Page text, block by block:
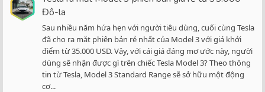
Đô-la
Sau nhiều năm hứa hẹn với người tiêu dùng, cuối cùng Tesla
đã cho ra mắt phiên bản rẻ nhất của Model 3 với giá khởi
điểm từ 35.000 USD. Vậy, với cái giá đáng mơ ước này, người
dùng sẽ nhận được gì trên chiếc Tesla Model 3? Theo thông
tin từ Tesla, Model 3 Standard Range sẽ sở hữu một động
cơ...